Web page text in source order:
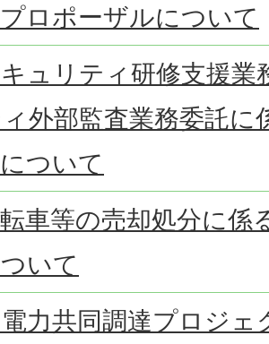
ロポーザルについて
ュリティ研修支援業
外部監査業務委託に
ついて
車等の売却処分に係
いて
力共同調達プロジェ